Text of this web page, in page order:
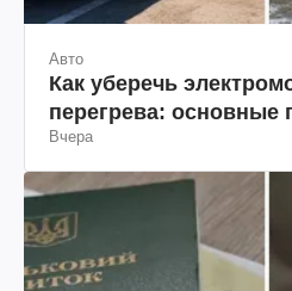
Авто
Как уберечь
перегрева: основные
Вчера